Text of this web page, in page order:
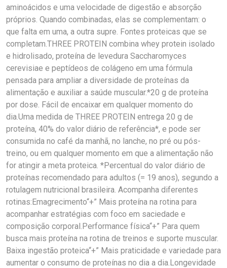
aminoácidos e uma velocidade de digestão e absorção
próprios. Quando combinadas, elas se complementam: o
que falta em uma, a outra supre. Fontes proteicas que se
completam.THREE PROTEIN combina whey protein isolado
e hidrolisado, proteína de levedura Saccharomyces
cerevisiae e peptídeos de colágeno em uma fórmula
pensada para ampliar a diversidade de proteínas da
alimentação e auxiliar a saúde muscular.*20 g de proteína
por dose. Fácil de encaixar em qualquer momento do
dia.Uma medida de THREE PROTEIN entrega 20 g de
proteína, 40% do valor diário de referência*, e pode ser
consumida no café da manhã, no lanche, no pré ou pós-
treino, ou em qualquer momento em que a alimentação não
for atingir a meta proteica. *Percentual do valor diário de
proteínas recomendado para adultos (= 19 anos), segundo a
rotulagem nutricional brasileira. Acompanha diferentes
rotinas:Emagrecimento“+” Mais proteína na rotina para
acompanhar estratégias com foco em saciedade e
composição corporal.Performance física“+” Para quem
busca mais proteína na rotina de treinos e suporte muscular.
Baixa ingestão proteica“+” Mais praticidade e variedade para
aumentar o consumo de proteínas no dia a dia.Longevidade